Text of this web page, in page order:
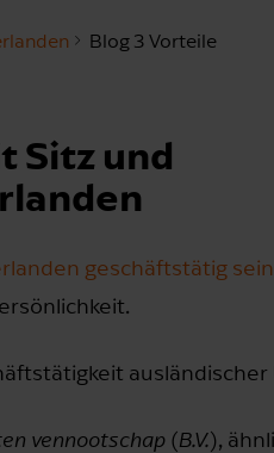
Blog 3 Vorteile
Sitz und
geschäftstätig sein
vennootschap (B.V.),